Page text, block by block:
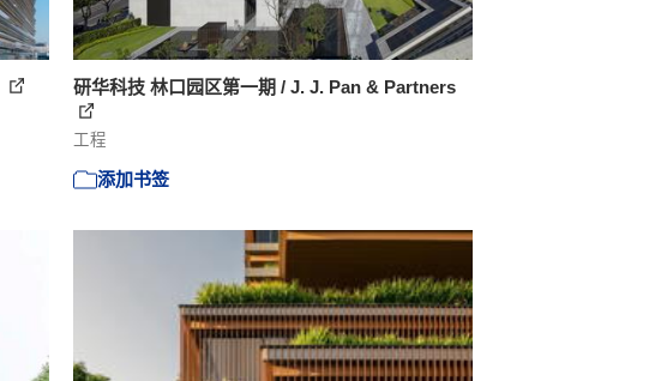
研华科技 林口园区第一期 / J. J. Pan & Partners
工程
添加书签